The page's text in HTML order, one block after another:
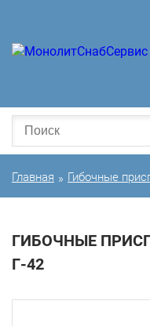
Главная » Гибочные
ГИБОЧНЫЕ
Г-42